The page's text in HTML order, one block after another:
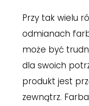
Przy tak wielu
odmianach
może być
dla swoich
produkt jest
zewnątrz.